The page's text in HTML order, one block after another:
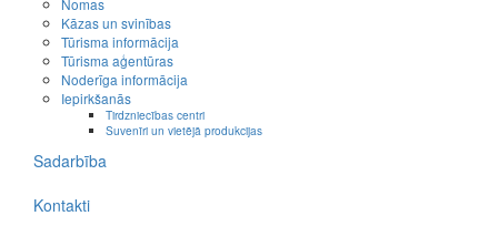
Nomas
Kāzas un svinības
Tūrisma informācija
Tūrisma aģentūras
Noderīga informācija
Iepirkšanās
Tirdzniecības centri
Suvenīri un vietējā produkcijas
Sadarbība
Kontakti